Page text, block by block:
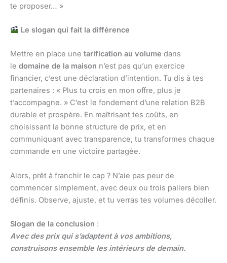
te proposer… »
Le slogan qui fait la différence
Mettre en place une tarification au volume dans
le domaine de la maison n’est pas qu’un exercice
financier, c’est une déclaration d’intention. Tu dis à tes
partenaires : « Plus tu crois en mon offre, plus je
t’accompagne. » C’est le fondement d’une relation B2B
durable et prospère. En maîtrisant tes coûts, en
choisissant la bonne structure de prix, et en
communiquant avec transparence, tu transformes chaque
commande en une victoire partagée.
Alors, prêt à franchir le cap ? N’aie pas peur de
commencer simplement, avec deux ou trois paliers bien
définis. Observe, ajuste, et tu verras tes volumes décoller.
Slogan de la conclusion :
Avec des prix qui s’adaptent à vos ambitions,
construisons ensemble les intérieurs de demain.